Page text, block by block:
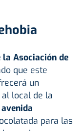
la Asociación de
que este
un
local de la
para las